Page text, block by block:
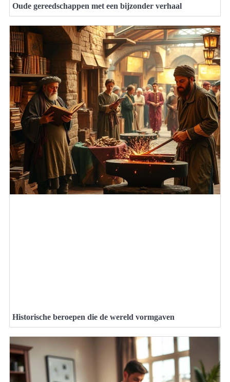
Oude gereedschappen met een bijzonder verhaal
Historische beroepen die de wereld vormgaven